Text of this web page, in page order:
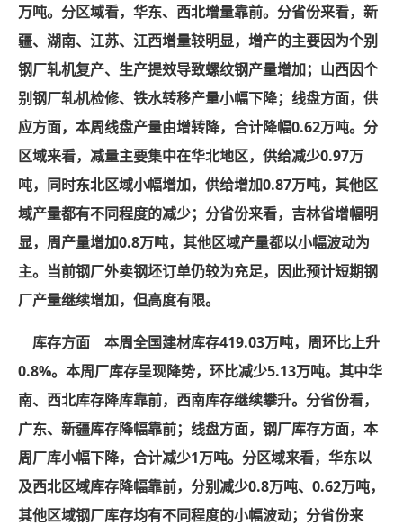
万吨。分区域看，华东、西北增量靠前。分省份来看，新
疆、湖南、江苏、江西增量较明显，增产的主要因为个别
钢厂轧机复产、生产提效导致螺纹钢产量增加；山西因个
别钢厂轧机检修、铁水转移产量小幅下降；线盘方面，供
应方面，本周线盘产量由增转降，合计降幅0.62万吨。分
区域来看，减量主要集中在华北地区，供给减少0.97万
吨，同时东北区域小幅增加，供给增加0.87万吨，其他区
域产量都有不同程度的减少；分省份来看，吉林省增幅明
显，周产量增加0.8万吨，其他区域产量都以小幅波动为
主。当前钢厂外卖钢坯订单仍较为充足，因此预计短期钢
厂产量继续增加，但高度有限。
库存方面 本周全国建材库存419.03万吨，周环比上升
0.8%。本周厂库存呈现降势，环比减少5.13万吨。其中华
南、西北库存降库靠前，西南库存继续攀升。分省份看，
广东、新疆库存降幅靠前；线盘方面，钢厂库存方面，本
周厂库小幅下降，合计减少1万吨。分区域来看，华东以
及西北区域库存降幅靠前，分别减少0.8万吨、0.62万吨，
其他区域钢厂库存均有不同程度的小幅波动；分省份来